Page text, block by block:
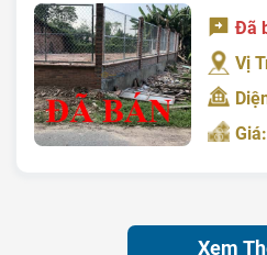
Đã
Vị
Giá:
Xem